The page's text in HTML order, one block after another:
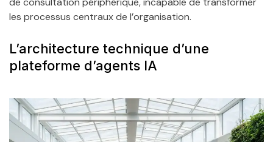
les processus centraux de l’organisation.
L’architecture technique d’une
plateforme d’agents IA